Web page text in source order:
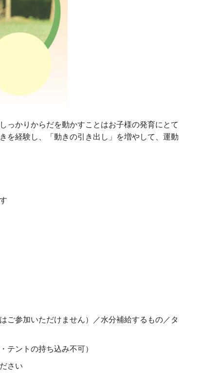
っかりからだを動かすことはお子様の発育にとて
を経験し、「動きの引き出し」を増やして、運動
参加いただけません）／水分補給するもの／タ
ントの持ち込み不可）
さい